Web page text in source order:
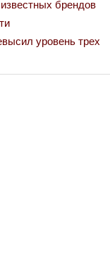
брендов
уровень трех